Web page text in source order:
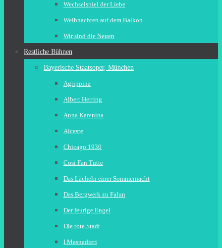
Wechselspiel der Liebe
Weihnachten auf dem Balkon
Wir sind die Neuen
Restliche Bühnen
Bayerische Staatsoper, München
Agrippina
Albert Herring
Anna Karenina
Alceste
Chicago 1930
Cosi Fan Tutte
Das Lächeln einer Sommernacht
Das Bergwerk zu Falun
Der feurige Engel
Die tote Stadt
I Masnadieri